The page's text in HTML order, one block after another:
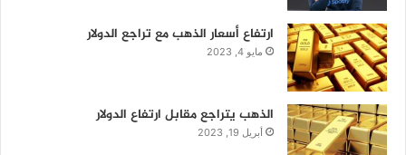
ارتفاع أسعار الذهب مع تراجع الدولار
مايو 4, 2023
الذهب يتراجع مقابل ارتفاع الدولار
أبريل 19, 2023